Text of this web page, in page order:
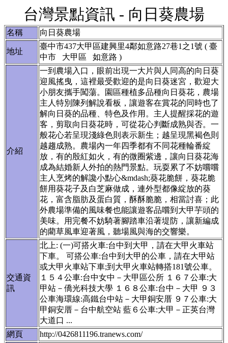
台灣景點資訊 - 向日葵農場
名稱 向日葵農場
地址
臺中市437大甲區建興里4鄰如意路27巷1之1號 ( 臺
中市 大甲區 如意路 )
介紹
一到農場入口，眼前出現一大片與人同高的向日葵
迎風搖曳，這裡最受歡迎的是向日葵迷宮，歡迎大
小朋友攜手闖蕩。園區種植多品種向日葵花，農場
主人特別陳列解說看板，讓遊客在賞花的同時也了
解向日葵的品種、特色及作用。主人提醒採花的遊
客，剪取向日葵花時，可從花心判斷成熟與否。一
般花心若呈現淺綠色則表示新生；越呈現黑褐色則
越趨成熟。農場內一年四季都有不同花種輪番綻
放，有的殷紅如火，有的微圈紫邊，讓向日葵花海
成為結婚新人外拍的熱門景點。玩耍累了不妨嚐嚐
主人烹烤的解讒小點心&mdash;葵花脆餅，葵花脆
餅用葵花子及白芝麻做成，連外型都像綻放的葵
花，富含脂肪及蛋白質，酥酥脆脆，相當討喜；此
外農場準備的風味餐也能讓遊客品嚐到大甲芋頭的
美味。用完餐不妨騎著腳踏車沿著堤防，讓新編成
的藺草風車迎著風，聽場風與海的交響樂。
交通資
訊
北上: (一)可搭火車:台中到大甲，請在大甲火車站
下車。 可搭公車:台中到大甲的公車，請在大甲站
或大甲火車站下車;到大甲火車站轉搭181號公車。
１５４公車:台中女中－大甲區公所 １６７公車:大
甲站－僑光科技大學 １６８公車:台中－大甲 ９３
公車海環線:高鐵台中站－大甲銅安厝 ９７公車:大
甲銅安厝－台中航空站 藍６公車:大甲－正英台灣
大道口 ...
網頁
http://0426811196.tranews.com/